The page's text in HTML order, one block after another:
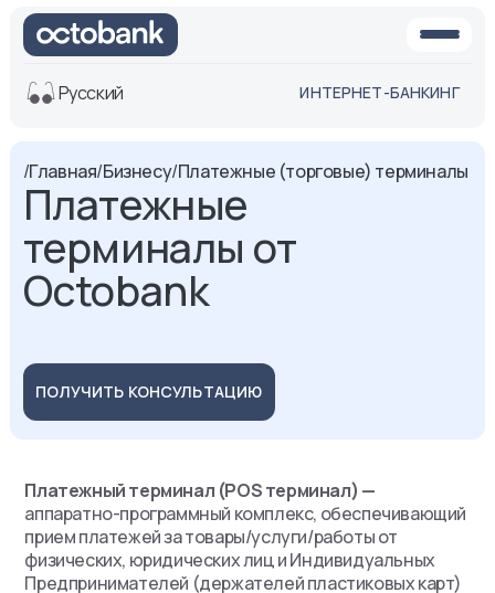
Вид
Обычная
версия
Черно-
белая
версия
Озвучить
Размер шрифта
Aa +
Русский ИНТЕРНЕТ-БАНКИНГ
/Главная/Бизнесу/Платежные (торговые) терминалы
Платежные
терминалы от
Octobank
ПОЛУЧИТЬ КОНСУЛЬТАЦИЮ
Платежный терминал (POS терминал) —
аппаратно-программный комплекс, обеспечивающий
прием платежей за товары/услуги/работы от
физических, юридических лиц и Индивидуальных
Предпринимателей (держателей пластиковых карт)